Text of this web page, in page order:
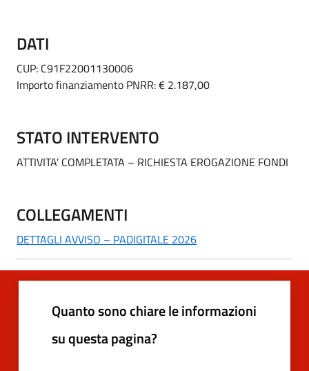
DATI
CUP: C91F22001130006
Importo finanziamento PNRR: € 2.187,00
STATO INTERVENTO
ATTIVITA’ COMPLETATA – RICHIESTA EROGAZIONE FONDI
COLLEGAMENTI
DETTAGLI AVVISO – PADIGITALE 2026
Quanto sono chiare le informazioni
su questa pagina?